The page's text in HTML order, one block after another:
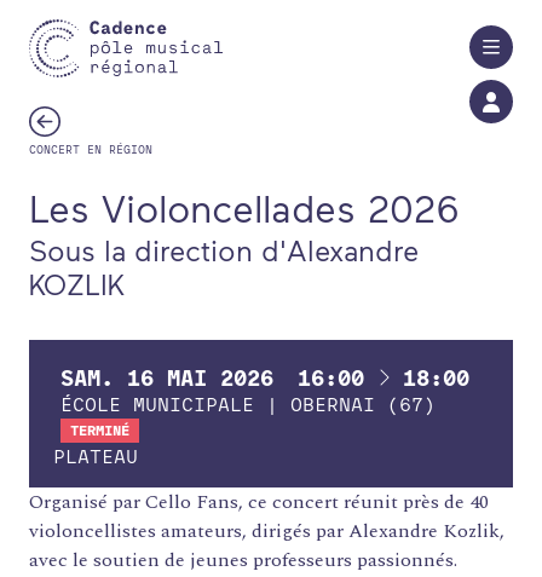
CONCERT EN RÉGION
Les Violoncellades 2026
Sous la direction d'Alexandre
KOZLIK
SAM. 16 MAI 2026 16:00 À 18:00
ÉCOLE MUNICIPALE | OBERNAI (67)
TERMINÉ
PLATEAU
Organisé par Cello Fans, ce concert réunit près de 40
violoncellistes amateurs, dirigés par Alexandre Kozlik,
avec le soutien de jeunes professeurs passionnés.